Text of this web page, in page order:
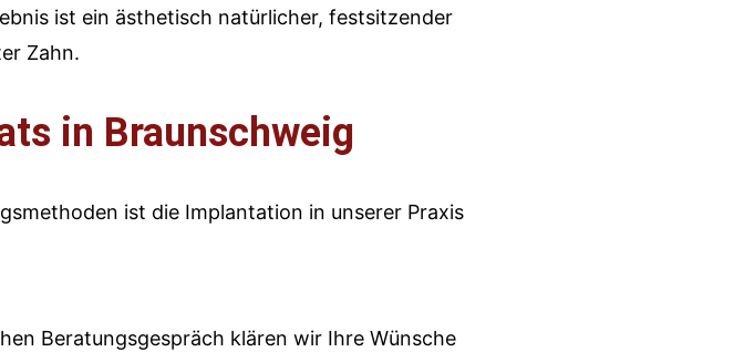
ist ein ästhetisch natürlicher, festsitzender
Zahn.
in Braunschweig
ist die Implantation in unserer Praxis
Beratungsgespräch klären wir Ihre Wünsche